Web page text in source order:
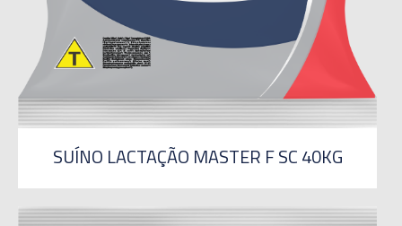
SUÍNO LACTAÇÃO MASTER F SC 40KG